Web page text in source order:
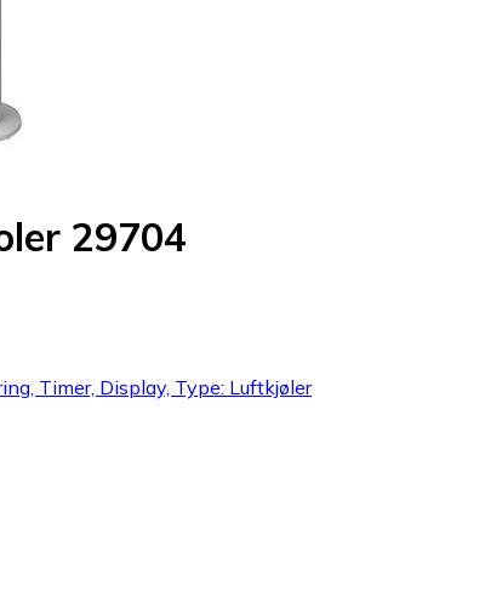
29704
Timer, Display, Type: Luftkjøler